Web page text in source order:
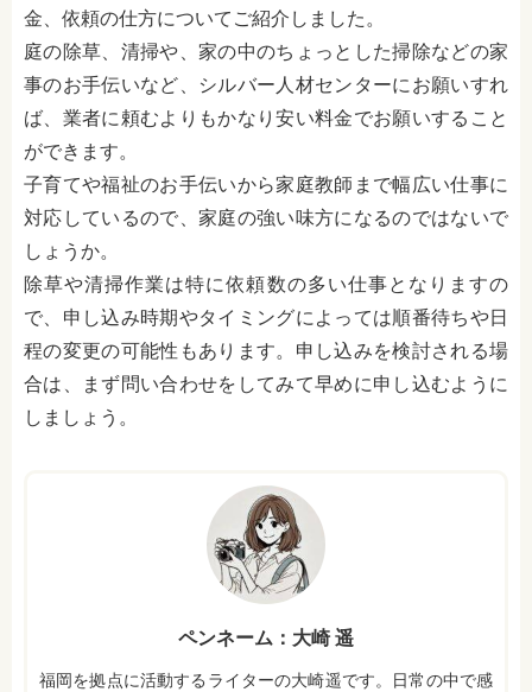
金、依頼の仕方についてご紹介しました。
庭の除草、清掃や、家の中のちょっとした掃除などの家
事のお手伝いなど、シルバー人材センターにお願いすれ
ば、業者に頼むよりもかなり安い料金でお願いすること
ができます。
子育てや福祉のお手伝いから家庭教師まで幅広い仕事に
対応しているので、家庭の強い味方になるのではないで
しょうか。
除草や清掃作業は特に依頼数の多い仕事となりますの
で、申し込み時期やタイミングによっては順番待ちや日
程の変更の可能性もあります。申し込みを検討される場
合は、まず問い合わせをしてみて早めに申し込むように
しましょう。
ペンネーム：大崎 遥
福岡を拠点に活動するライターの大崎遥です。日常の中で感